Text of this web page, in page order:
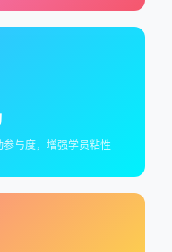
与度，增强学员粘性